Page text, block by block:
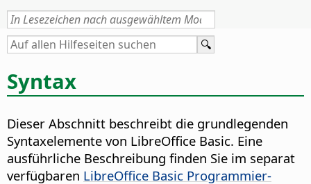
Syntax
Dieser Abschnitt beschreibt die grundlegenden
Syntaxelemente von LibreOffice Basic. Eine
ausführliche Beschreibung finden Sie im separat
verfügbaren LibreOffice Basic Programmier-